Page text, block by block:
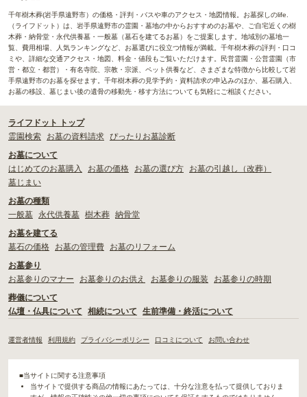
千年樹木葬(岩手県遠野市）の価格・評判・バスや車のアクセス・地図情報。お墓探しのlife.
（ライフドット）は、岩手県遠野市の霊園・墓地の中からおすすめのお墓や、ご自宅近くの樹
木葬・納骨堂・永代供養墓・一般墓（墓石を建てるお墓）をご提案します。地域別の墓地一
覧、費用相場、人気ランキングなど、お墓選びに役立つ情報が満載。千年樹木葬の評判・口コ
ミや、詳細な交通アクセス・地図、料金・値段もご覧いただけます。民営霊園・公営霊園（市
営・都立・都営）・有名寺院、宗教・宗派、ペット供養など、さまざまな特徴から比較して岩
手県遠野市のお墓を探せます。千年樹木葬の見学予約・資料請求の申込みのほか、墓石購入、
お墓の移設、墓じまい後の遺骨の移動先・移す方法についても気軽にご相談ください。
ライフドット トップ
霊園検索
お墓の資料請求 ぴったりお墓診断
お墓について
はじめてのお墓購入
お墓の価格 お墓の選び方
お墓の引越し（改葬）
墓じまい
お墓の種類
一般墓
永代供養墓 樹木葬 納骨堂
お墓を建てる
墓石の価格
お墓の管理費
お墓のリフォーム
お墓参り
お墓参りのマナー
お墓参りのお供え お墓参りの服装
お墓参りの時期
葬儀について
仏壇・仏具について
相続について 生前準備・終活について
運営者情報 利用規約 プライバシーポリシー 口コミについて お問い合わせ
■当サイトに関する注意事項
当サイトで提供する商品の情報にあたっては、十分な注意を払って提供しておりま